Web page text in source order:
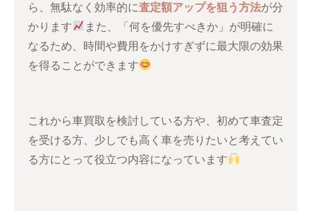
ら、無駄なく効率的に査定額アップを狙う方法が分
かります
また、「何を優先すべきか」が明確に
なるため、時間や費用をかけすぎずに最大限の効果
を得ることができます
これから車買取を検討している方や、初めて車査定
を受ける方、少しでも高く車を売りたいと考えてい
る方にとって役立つ内容になっています